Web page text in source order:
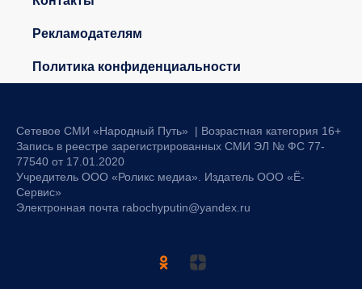
Рекламодателям
Политика конфиденциальности
Сетевое СМИ «Народный Путь» | Возрастная категория 16+
Запись в реестре зарегистрированных СМИ ЭЛ № ФС 77-
77540 от 17.01.2020
Учредитель ООО «Роликс медиа». Издатель ООО «Ё-
Сервис»
Электронная почта rabochyputin@yandex.ru